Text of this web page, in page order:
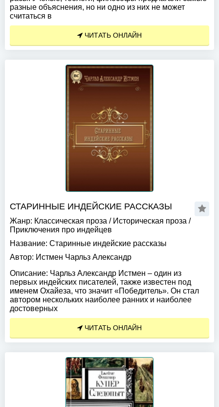
разные объяснения, но ни одно из них не может
считаться в
ЧИТАТЬ ОНЛАЙН
СТАРИННЫЕ ИНДЕЙСКИЕ РАССКАЗЫ
Жанр: Классическая проза / Историческая проза /
Приключения про индейцев
Название: Старинные индейские рассказы
Автор: Истмен Чарльз Александр
Описание: Чарльз Александр Истмен – один из
первых индейских писателей, также известен под
именем Охайеза, что значит «Победитель». Он стал
автором нескольких наиболее ранних и наиболее
достоверных
ЧИТАТЬ ОНЛАЙН